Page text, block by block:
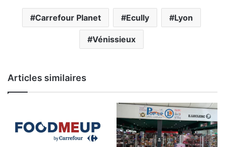
Carrefour Planet Ecully Lyon
Vénissieux
Articles similaires